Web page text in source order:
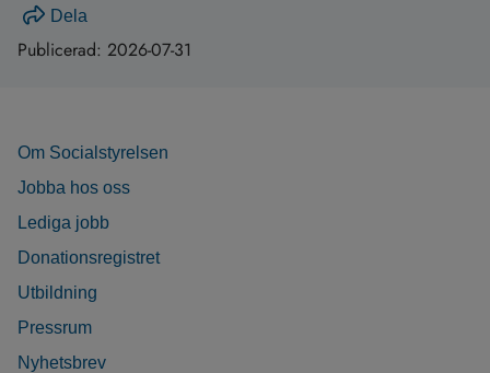
Dela
Publicerad: 2026-07-31
Om Socialstyrelsen
Jobba hos oss
Lediga jobb
Donationsregistret
Utbildning
Pressrum
Nyhetsbrev